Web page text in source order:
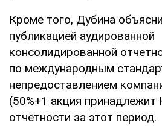
Кроме того, Дубина
публикацией аудированной
консолидированной
по международным
непредоставлением
(50%+1 акция принадлежит
отчетности за этот период.